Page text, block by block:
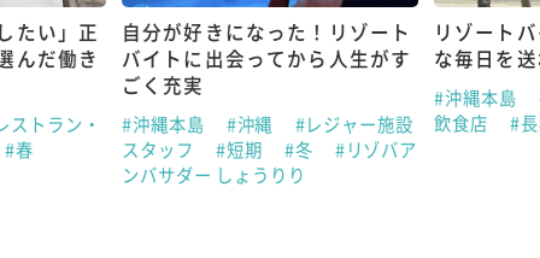
たい」正
んだ働き
ストラン・
#春
自分が好きになった！リゾート
バイトに出会ってから人生がす
ごく充実
#沖縄本島 #沖縄
#レジャー施設
スタッフ
#短期 #冬
#リゾバア
ンバサダー しょうりり
リゾート
な毎日を
#沖縄本島
飲食店
#